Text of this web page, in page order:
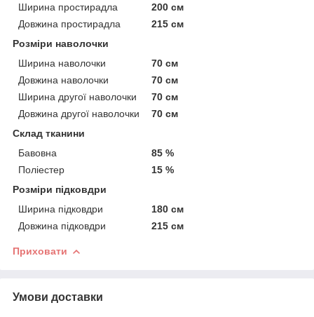
Ширина простирадла
200 см
Довжина простирадла
215 см
Розміри наволочки
Ширина наволочки
70 см
Довжина наволочки
70 см
Ширина другої наволочки
70 см
Довжина другої наволочки
70 см
Склад тканини
Бавовна
85 %
Поліестер
15 %
Розміри підковдри
Ширина підковдри
180 см
Довжина підковдри
215 см
Приховати
Умови доставки